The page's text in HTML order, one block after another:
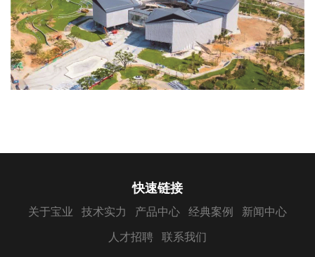
快速链接
关于宝业 技术实力 产品中心 经典案例 新闻中心
人才招聘 联系我们